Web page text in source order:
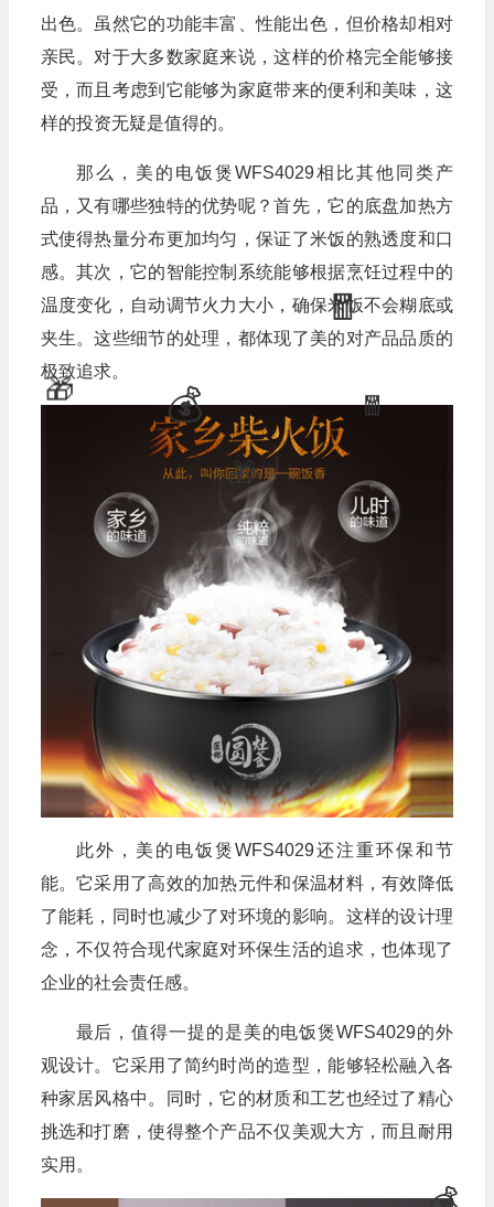
出色。虽然它的功能丰富、性能出色，但价格却相对
亲民。对于大多数家庭来说，这样的价格完全能够接
受，而且考虑到它能够为家庭带来的便利和美味，这
样的投资无疑是值得的。
那么，美的电饭煲WFS4029相比其他同类产
品，又有哪些独特的优势呢？首先，它的底盘加热方
式使得热量分布更加均匀，保证了米饭的熟透度和口
感。其次，它的智能控制系统能够根据烹饪过程中的
温度变化，自动调节火力大小，确保米饭不会糊底或
夹生。这些细节的处理，都体现了美的对产品品质的
极致追求。
此外，美的电饭煲WFS4029还注重环保和节
能。它采用了高效的加热元件和保温材料，有效降低
了能耗，同时也减少了对环境的影响。这样的设计理
念，不仅符合现代家庭对环保生活的追求，也体现了
企业的社会责任感。
最后，值得一提的是美的电饭煲WFS4029的外
观设计。它采用了简约时尚的造型，能够轻松融入各
种家居风格中。同时，它的材质和工艺也经过了精心
挑选和打磨，使得整个产品不仅美观大方，而且耐用
实用。
🎁